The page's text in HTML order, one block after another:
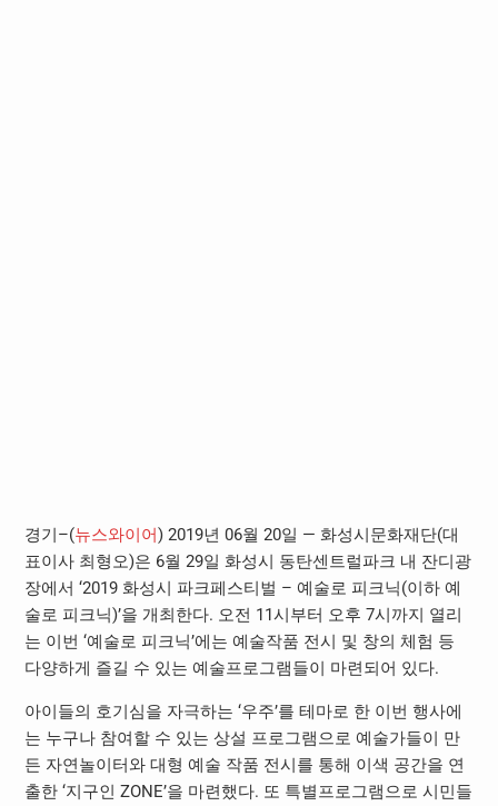
경기–(뉴스와이어) 2019년 06월 20일 — 화성시문화재단(대
표이사 최형오)은 6월 29일 화성시 동탄센트럴파크 내 잔디광
장에서 ‘2019 화성시 파크페스티벌 – 예술로 피크닉(이하 예
술로 피크닉)’을 개최한다. 오전 11시부터 오후 7시까지 열리
는 이번 ‘예술로 피크닉’에는 예술작품 전시 및 창의 체험 등
다양하게 즐길 수 있는 예술프로그램들이 마련되어 있다.
아이들의 호기심을 자극하는 ‘우주’를 테마로 한 이번 행사에
는 누구나 참여할 수 있는 상설 프로그램으로 예술가들이 만
든 자연놀이터와 대형 예술 작품 전시를 통해 이색 공간을 연
출한 ‘지구인 ZONE’을 마련했다. 또 특별프로그램으로 시민들